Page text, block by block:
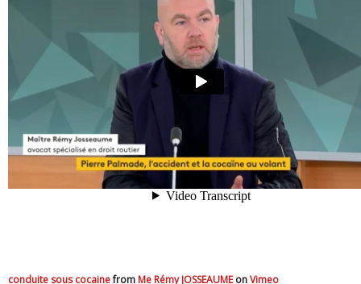
conduite sous cocainefrom Me Rémy JOSSEAUMEonVimeo